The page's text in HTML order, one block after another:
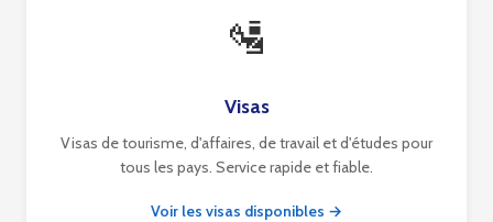
🛂
Visas
Visas de tourisme, d'affaires, de travail et d'études pour
tous les pays. Service rapide et fiable.
Voir les visas disponibles →